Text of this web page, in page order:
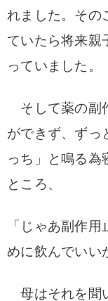
れました。その
ていたら将来親
っていました。
そして薬の副
ができず、ずっ
っち」と鳴る為
ところ、
「じゃあ副作
めに飲んでいい
母はそれを聞